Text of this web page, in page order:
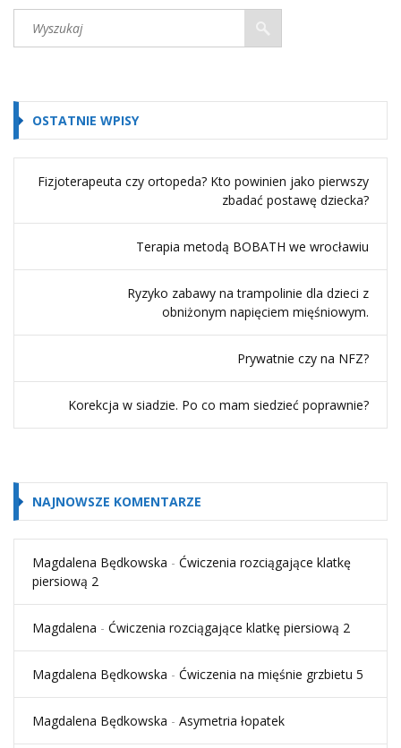
OSTATNIE WPISY
Fizjoterapeuta czy ortopeda? Kto powinien jako pierwszy
zbadać postawę dziecka?
Terapia metodą BOBATH we wrocławiu
Ryzyko zabawy na trampolinie dla dzieci z
obniżonym napięciem mięśniowym.
Prywatnie czy na NFZ?
Korekcja w siadzie. Po co mam siedzieć poprawnie?
NAJNOWSZE KOMENTARZE
Magdalena Będkowska - Ćwiczenia rozciągające klatkę
piersiową 2
Magdalena - Ćwiczenia rozciągające klatkę piersiową 2
Magdalena Będkowska - Ćwiczenia na mięśnie grzbietu 5
Magdalena Będkowska - Asymetria łopatek